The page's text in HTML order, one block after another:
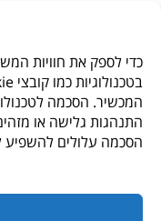
כדי לספק את חוויות
המכשיר. הסכמה
התנהגות גלישה או
הסכמה עלולים להשפיע